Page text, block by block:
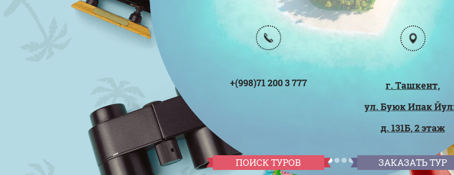
+(998)71 200 3 777
г. Ташкент,
ул. Буюк Ипак
д. 131Б, 2 этаж
ПОИСК ТУРОВ ЗАКАЗАТЬ ТУР